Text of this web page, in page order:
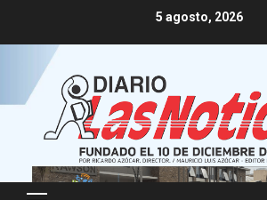
5 agosto, 2026